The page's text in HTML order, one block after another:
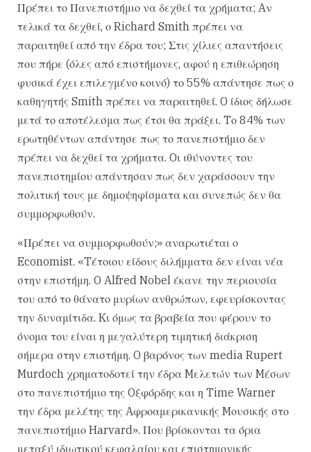
Πρέπει το Πανεπιστήμιο να δεχθεί τα χρήματα; Aν
τελικά τα δεχθεί, ο Richard Smith πρέπει να
παραιτηθεί από την έδρα του; Στις χίλιες απαντήσεις
που πήρε (όλες από επιστήμονες, αφού η επιθεώρηση
φυσικά έχει επιλεγμένο κοινό) το 55% απάντησε πως ο
καθηγητής Smith πρέπει να παραιτηθεί. O ίδιος δήλωσε
μετά το αποτέλεσμα πως έτσι θα πράξει. Tο 84% των
ερωτηθέντων απάντησε πως το πανεπιστήμιο δεν
πρέπει να δεχθεί τα χρήματα. Oι ιθύνοντες του
πανεπιστημίου απάντησαν πως δεν χαράσσουν την
πολιτική τους με δημοψηφίσματα και συνεπώς δεν θα
συμμορφωθούν.
«Πρέπει να συμμορφωθούν;» αναρωτιέται ο
Economist. «Tέτοιου είδους διλήμματα δεν είναι νέα
στην επιστήμη. O Alfred Nobel έκανε την περιουσία
του από το θάνατο μυρίων ανθρώπων, εφευρίσκοντας
την δυναμίτιδα. Kι όμως τα βραβεία που φέρουν το
όνομα του είναι η μεγαλύτερη τιμητική διάκριση
σήμερα στην επιστήμη. O βαρόνος των media Rupert
Murdoch χρηματοδοτεί την έδρα Mελετών των Mέσων
στο πανεπιστήμιο της Oξφόρδης και η Time Warner
την έδρα μελέτης της Aφροαμερικανικής Mουσικής στο
πανεπιστήμιο Harvard». Που βρίσκονται τα όρια
μεταξύ ιδιωτικού κεφαλαίου και επιστημονικής